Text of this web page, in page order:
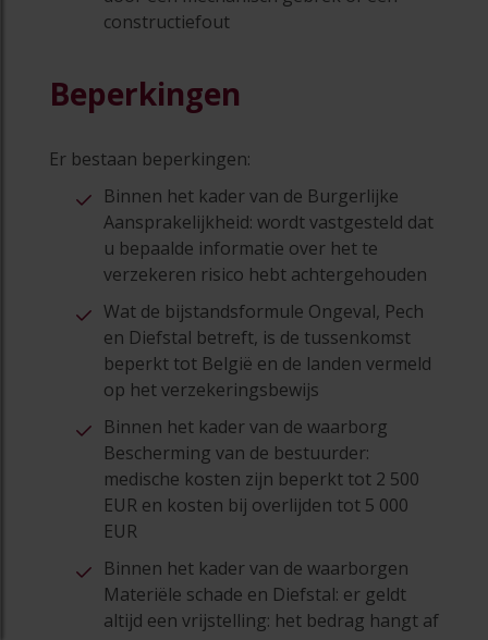
constructiefout
Beperkingen
Er bestaan beperkingen:
Binnen het kader van de Burgerlijke
Aansprakelijkheid: wordt vastgesteld dat
u bepaalde informatie over het te
verzekeren risico hebt achtergehouden
Wat de bijstandsformule Ongeval, Pech
en Diefstal betreft, is de tussenkomst
beperkt tot België en de landen vermeld
op het verzekeringsbewijs
Binnen het kader van de waarborg
Bescherming van de bestuurder:
medische kosten zijn beperkt tot 2 500
EUR en kosten bij overlijden tot 5 000
EUR
Binnen het kader van de waarborgen
Materiële schade en Diefstal: er geldt
altijd een vrijstelling: het bedrag hangt af